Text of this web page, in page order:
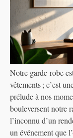
Notre garde-robe
vêtements ; c’est
prélude à nos
bouleversent notre
l’inconnu d’un
un événement que